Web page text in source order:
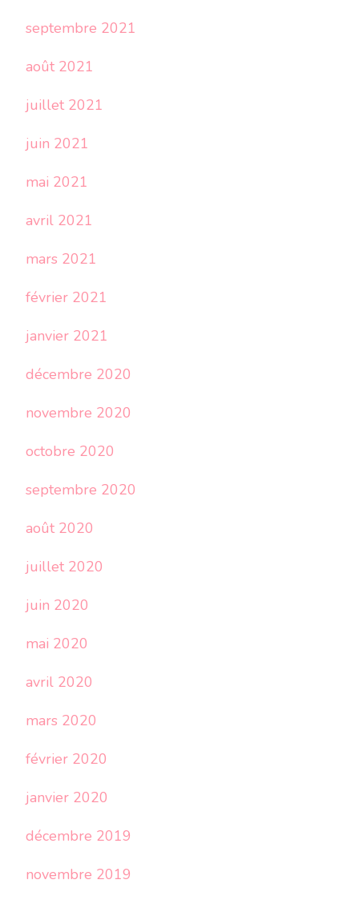
septembre 2021
août 2021
juillet 2021
juin 2021
mai 2021
avril 2021
mars 2021
février 2021
janvier 2021
décembre 2020
novembre 2020
octobre 2020
septembre 2020
août 2020
juillet 2020
juin 2020
mai 2020
avril 2020
mars 2020
février 2020
janvier 2020
décembre 2019
novembre 2019